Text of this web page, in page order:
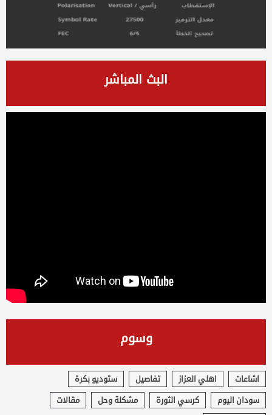
البث المباشر
وسوم
اشاعات اهلي العزاز تفاصيل ستوديو بكرة
سودان اليوم كرسي الثورة مشكلة وحل مقالات